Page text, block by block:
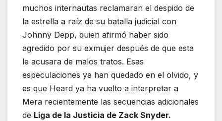
muchos internautas reclamaran el despido de
la estrella a raíz de su batalla judicial con
Johnny Depp, quien afirmó haber sido
agredido por su exmujer después de que esta
le acusara de malos tratos. Esas
especulaciones ya han quedado en el olvido, y
es que Heard ya ha vuelto a interpretar a
Mera recientemente las secuencias adicionales
de Liga de la Justicia de Zack Snyder.